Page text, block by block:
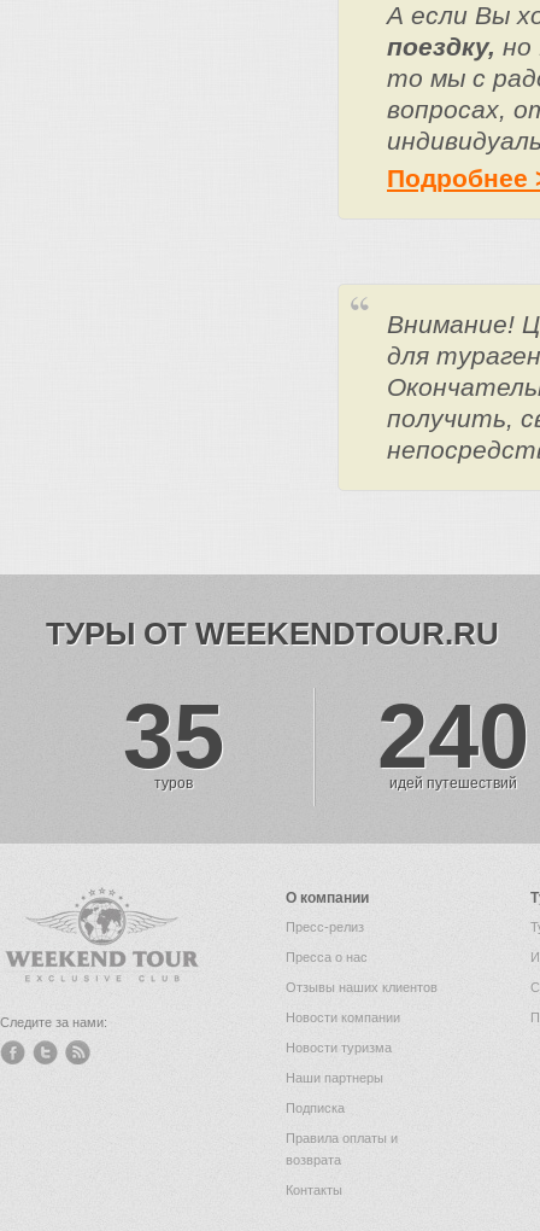
А если Вы
поездку, но
то мы с
вопросах,
Подробнее
Внимание!
для
получить,
ТУРЫ ОТ WEEKENDTOUR.RU
35
туров 240
идей путешествий
Следите за нами:
О компании
Пресс-релиз
Пресса о нас
Отзывы наших клиентов
Новости компании
Новости туризма
Наши партнеры
Подписка
Правила оплаты и
возврата
Контакты